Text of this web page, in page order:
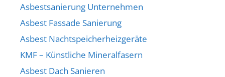
Asbestsanierung Unternehmen
Asbest Fassade Sanierung
Asbest Nachtspeicherheizgeräte
KMF – Künstliche Mineralfasern
Asbest Dach Sanieren